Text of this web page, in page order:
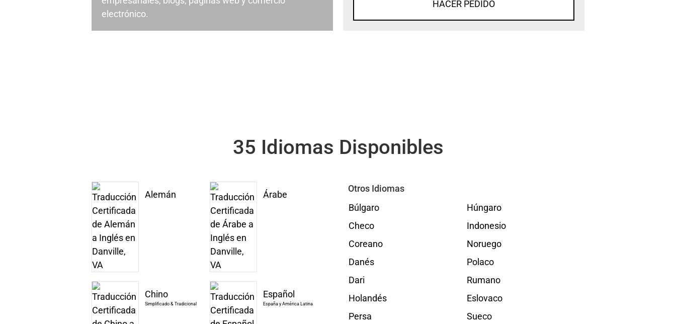
electrónico.
HACER PEDIDO
35 Idiomas Disponibles
Alemán Árabe
Chino
Simplificado & Tradicional
Español
España y América Latina
Otros Idiomas
Búlgaro
Checo
Coreano
Danés
Dari
Holandés
Persa
Húngaro
Indonesio
Noruego
Polaco
Rumano
Eslovaco
Sueco